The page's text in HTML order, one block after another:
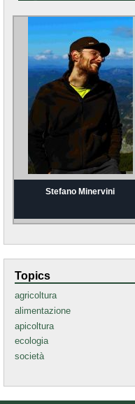
Stefano Minervini
Topics
agricoltura
alimentazione
apicoltura
ecologia
società